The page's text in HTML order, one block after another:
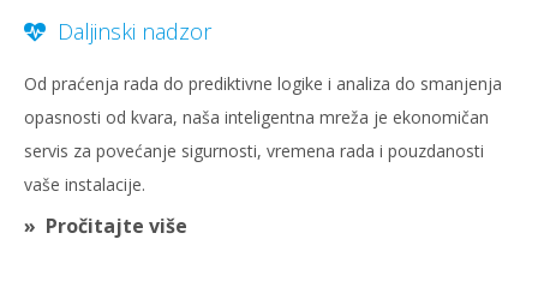
Daljinski nadzor
Od praćenja rada do prediktivne logike i analiza do smanjenja
opasnosti od kvara, naša inteligentna mreža je ekonomičan
servis za povećanje sigurnosti, vremena rada i pouzdanosti
vaše instalacije.
Pročitajte više